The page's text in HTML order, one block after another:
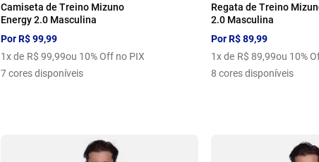
Camiseta de Treino Mizuno
Energy 2.0 Masculina
PorR$ 99,99
1x de R$ 99,99ou 10% Off no PIX
7 cores disponíveis
Regata de Treino
2.0 Masculina
PorR$89,99
1x de R$ 89,99ou 10%
8 cores disponíveis